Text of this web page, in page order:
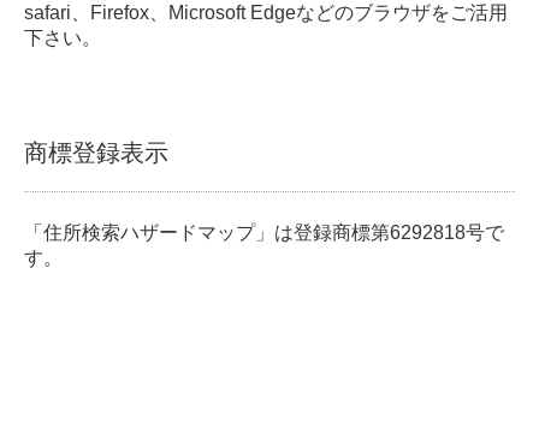
safari、Firefox、Microsoft Edgeなどのブラウザをご活用
下さい。
商標登録表示
「住所検索ハザードマップ」は登録商標第6292818号で
す。